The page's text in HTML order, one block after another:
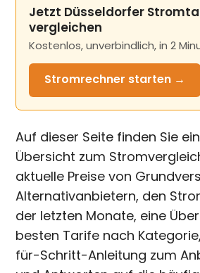
Jetzt Düsseldorfer
vergleichen
Kostenlos, unverbindlich, in 2
Stromrechner starten →
Auf dieser Seite finden Sie
Übersicht zum
aktuelle Preise von
Alternativanbietern, den
der letzten Monate, eine
besten Tarife nach
für-Schritt-Anleitung zum